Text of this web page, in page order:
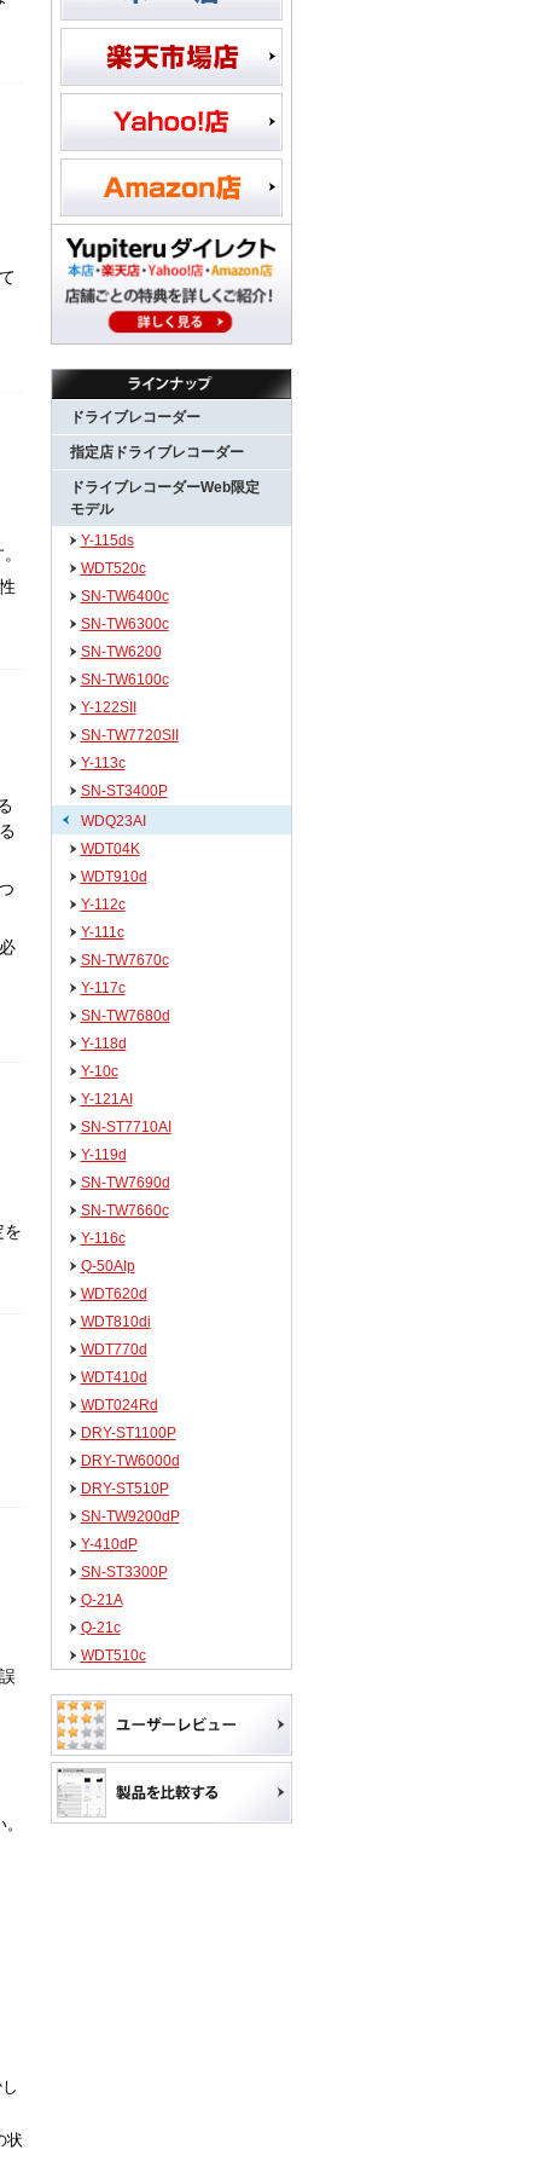
を
状
ドライブレコーダー
指定店ドライブレコーダー
ドライブレコーダーWeb限定
モデル
Y-115ds
WDT520c
SN-TW6400c
SN-TW6300c
SN-TW6200
SN-TW6100c
Y-122SII
SN-TW7720SII
Y-113c
SN-ST3400P
WDQ23AI
WDT04K
WDT910d
Y-112c
Y-111c
SN-TW7670c
Y-117c
SN-TW7680d
Y-118d
Y-10c
Y-121AI
SN-ST7710AI
Y-119d
SN-TW7690d
SN-TW7660c
Y-116c
Q-50AIp
WDT620d
WDT810di
WDT770d
WDT410d
WDT024Rd
DRY-ST1100P
DRY-TW6000d
DRY-ST510P
SN-TW9200dP
Y-410dP
SN-ST3300P
Q-21A
Q-21c
WDT510c